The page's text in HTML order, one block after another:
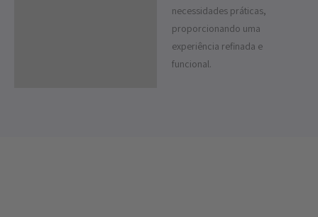
necessidades práticas,
proporcionando uma
experiência refinada e
funcional.